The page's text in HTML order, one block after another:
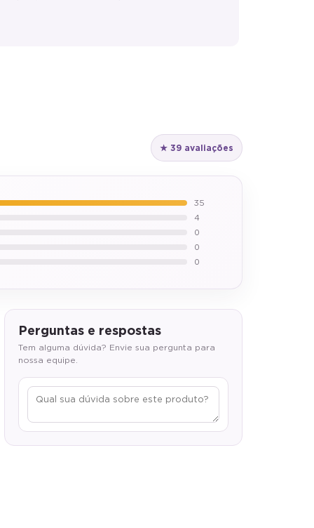
★ 39 avaliações
35
4
0
0
0
Perguntas e respostas
Tem alguma dúvida? Envie sua pergunta para
nossa equipe.